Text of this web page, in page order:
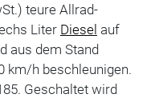
teure Allrad-
Liter Diesel auf
aus dem Stand
km/h beschleunigen.
Geschaltet wird